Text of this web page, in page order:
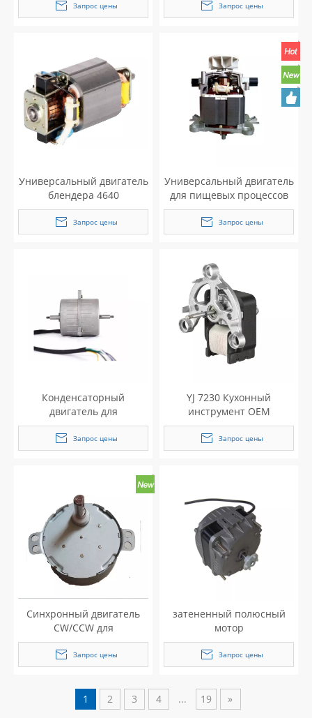
Запрос цены Запрос цены
Универсальный двигатель
блендера 4640
переменного тока
Запрос цены
Универсальный двигатель
для пищевых процессов
серии U88
Запрос цены
Конденсаторный
двигатель для
кондиционера
Запрос цены
YJ 7230 Кухонный
инструмент OEM
Однофразовый
электродвигатель
Запрос цены
Синхронный двигатель
CW/CCW для
электродвигателя
вентилятора
посудомоечной машины
электронных
инструментов
Запрос цены
затененный полюсный
мотор
Запрос цены
1 2 3 4 ... 19 »